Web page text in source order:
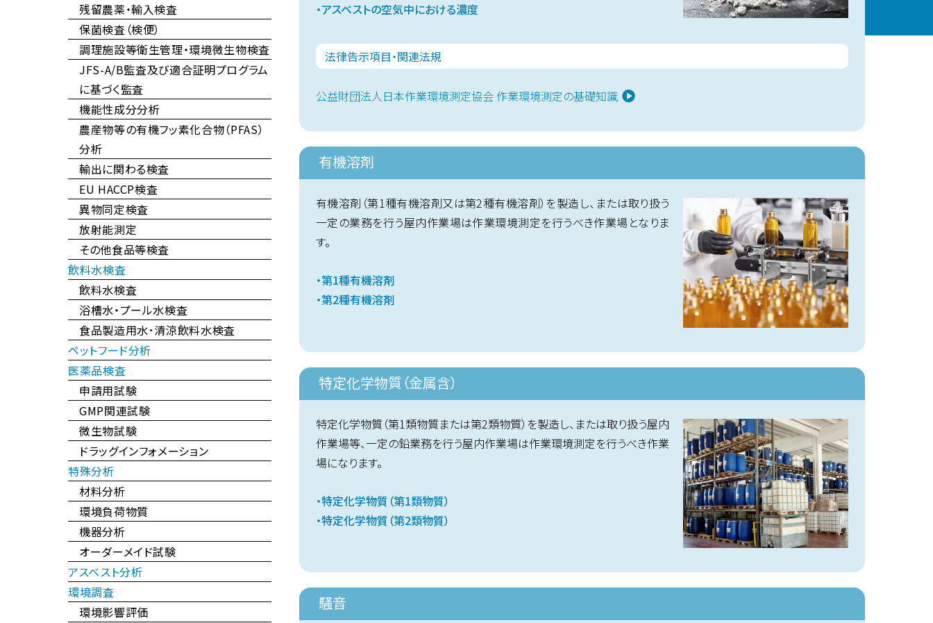
残留農薬・輸入検査
保菌検査（検便）
調理施設等衛生管理・環境微生物検査
JFS-A/B監査及び適合証明プログラム
に基づく監査
機能性成分分析
農産物等の有機フッ素化合物（PFAS）
分析
輸出に関わる検査
EU HACCP検査
異物同定検査
放射能測定
その他食品等検査
飲料水検査
飲料水検査
浴槽水・プール水検査
食品製造用水･清涼飲料水検査
ペットフード分析
医薬品検査
申請用試験
GMP関連試験
微生物試験
ドラッグインフォメーション
特殊分析
材料分析
環境負荷物質
機器分析
オーダーメイド試験
アスベスト分析
環境調査
環境影響評価
・アスベストの空気中における濃度
法律告示項目・関連法規
公益財団法人日本作業環境測定協会 作業環境測定の基礎知識
有機溶剤
有機溶剤（第1種有機溶剤又は第2種有機溶剤）を製造し、または取り扱う
一定の業務を行う屋内作業場は作業環境測定を行うべき作業場となりま
す。
・第1種有機溶剤
・第2種有機溶剤
特定化学物質（金属含）
特定化学物質（第1類物質または第2類物質）を製造し、または取り扱う屋内
作業場等、一定の鉛業務を行う屋内作業場は作業環境測定を行うべき作業
場になります。
・特定化学物質（第1類物質）
・特定化学物質（第2類物質）
騒音